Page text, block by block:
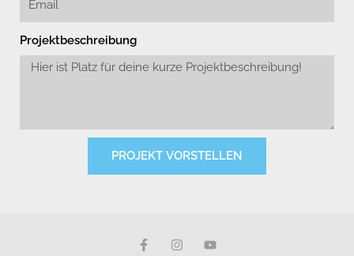
Projektbeschreibung
PROJEKT VORSTELLEN
F
I
Y